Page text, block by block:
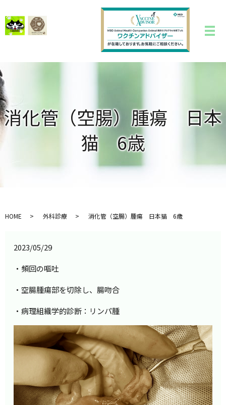
消化管（空腸）腫瘍 日本
猫 6歳
HOME 外科診療 消化管（空腸）腫瘍 日本猫 6歳
2023/05/29
・頻回の嘔吐
・空腸腫瘍部を切除し、腸吻合
・病理組織学的診断：リンパ腫